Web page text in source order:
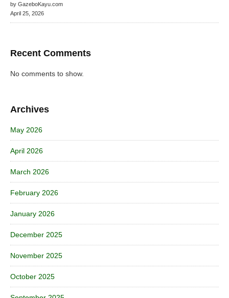
by GazeboKayu.com
April 25, 2026
Recent Comments
No comments to show.
Archives
May 2026
April 2026
March 2026
February 2026
January 2026
December 2025
November 2025
October 2025